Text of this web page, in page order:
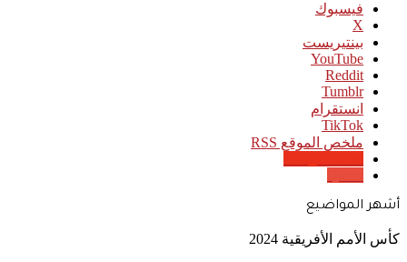
فيسبوك
‫X
بينتيريست
‫YouTube
انستقرام
‫TikTok
ملخص الموقع RSS
أشهر المواضيع
كأس الأمم الأفريقية 2024